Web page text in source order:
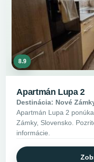
8.9
Apartmán Lupa 2
Destinácia: Nové
Apartmán Lupa 2
Zámky, Slovensko.
informácie.